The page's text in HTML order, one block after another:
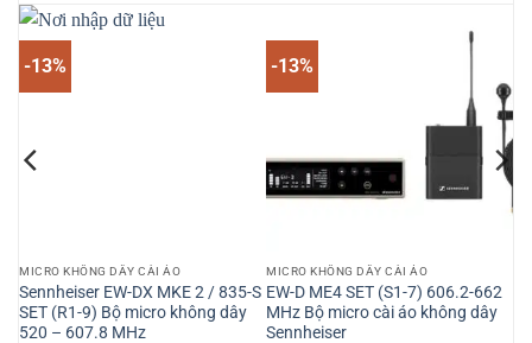
-13%
MICRO KHÔNG DÂY CÀI ÁO
Sennheiser EW-DX MKE 2 / 835-S
SET (R1-9) Bộ micro không dây
520 – 607.8 MHz
-13%
MICRO KHÔNG DÂY CÀI ÁO
EW-D ME4 SET (S1-7) 606.2-662
MHz Bộ micro cài áo không dây
Sennheiser